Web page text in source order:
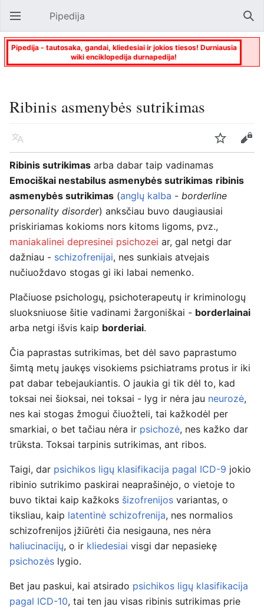
Atverti pagrindinį meniu Pipedija
Pipedija - tautosaka, gandai, kliedesiai ir jokios tiesos! Durniausia
wiki enciklopedija durnapedija!
Ribinis asmenybės sutrikimas
Kalba Stebėti
Keisti
Ribinis sutrikimas arba dabar taip vadinamas
Emociškai nestabilus asmenybės sutrikimas ribinis
asmenybės sutrikimas (anglų kalba - borderline
personality disorder) anksčiau buvo daugiausiai
priskiriamas kokioms nors kitoms ligoms, pvz.,
maniakalinei depresinei psichozei ar, gal netgi dar
dažniau - schizofrenijai, nes sunkiais atvejais
nučiuoždavo stogas gi iki labai nemenko.
Plačiuose psichologų, psichoterapeutų ir kriminologų
sluoksniuose šitie vadinami žargoniškai - borderlainai
arba netgi išvis kaip borderiai.
Čia paprastas sutrikimas, bet dėl savo paprastumo
šimtą metų jaukęs visokiems psichiatrams protus ir iki
pat dabar tebejaukiantis. O jaukia gi tik dėl to, kad
toksai nei šioksai, nei toksai - lyg ir nėra jau neurozė,
nes kai stogas žmogui čiuožteli, tai kažkodėl per
smarkiai, o bet tačiau nėra ir psichozė, nes kažko dar
trūksta. Toksai tarpinis sutrikimas, ant ribos.
Taigi, dar psichikos ligų klasifikacija pagal ICD-9 jokio
ribinio sutrikimo paskirai neaprašinėjo, o vietoje to
buvo tiktai kaip kažkoks šizofrenijos variantas, o
tiksliau, kaip latentinė schizofrenija, nes normalios
schizofrenijos įžiūrėti čia nesigauna, nes nėra
haliucinacijų, o ir kliedesiai visgi dar nepasiekę
psichozės lygio.
Bet jau paskui, kai atsirado psichikos ligų klasifikacija
pagal ICD-10, tai ten jau visas ribinis sutrikimas prie